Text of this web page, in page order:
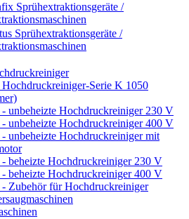
Sprühextraktionsgeräte /
Sprühextraktionsgeräte /
Serie K 1050
unbeheizte Hochdruckreiniger 230 V
unbeheizte Hochdruckreiniger 400 V
unbeheizte Hochdruckreiniger mit
beheizte Hochdruckreiniger 230 V
beheizte Hochdruckreiniger 400 V
Zubehör für Hochdruckreiniger